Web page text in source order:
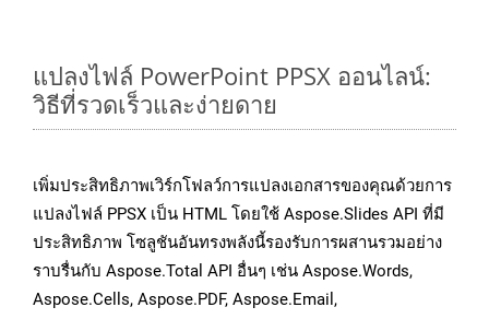
แปลงไฟล์ PowerPoint PPSX ออนไลน์:
วิธีที่รวดเร็วและง่ายดาย
เพิ่มประสิทธิภาพเวิร์กโฟลว์การแปลงเอกสารของคุณด้วยการ
แปลงไฟล์ PPSX เป็น HTML โดยใช้ Aspose.Slides API ที่มี
ประสิทธิภาพ โซลูชันอันทรงพลังนี้รองรับการผสานรวมอย่าง
ราบรื่นกับ Aspose.Total API อื่นๆ เช่น Aspose.Words,
Aspose.Cells, Aspose.PDF, Aspose.Email,